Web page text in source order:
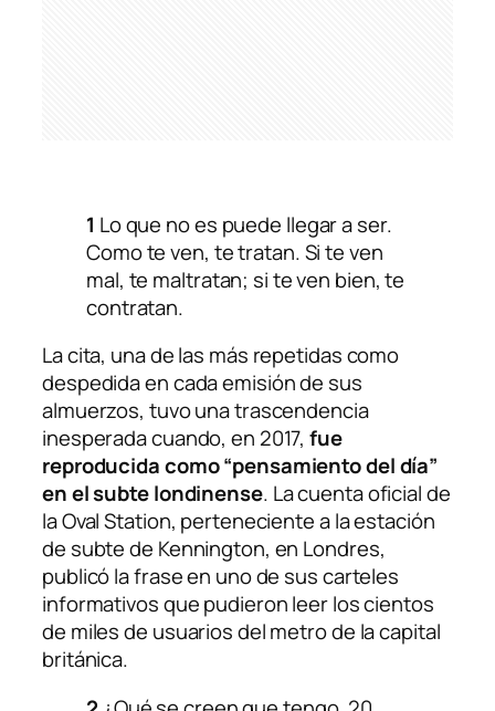
1 Lo que no es puede llegar a ser.
Como te ven, te tratan. Si te ven
mal, te maltratan; si te ven bien, te
contratan.
La cita, una de las más repetidas como
despedida en cada emisión de sus
almuerzos, tuvo una trascendencia
inesperada cuando, en 2017,fue
reproducida como “pensamiento del día”
en el subte londinense. La cuenta oficial de
la Oval Station, perteneciente a la estación
de subte de Kennington, en Londres,
publicó la frase en uno de sus carteles
informativos que pudieron leer los cientos
de miles de usuarios del metro de la capital
británica.